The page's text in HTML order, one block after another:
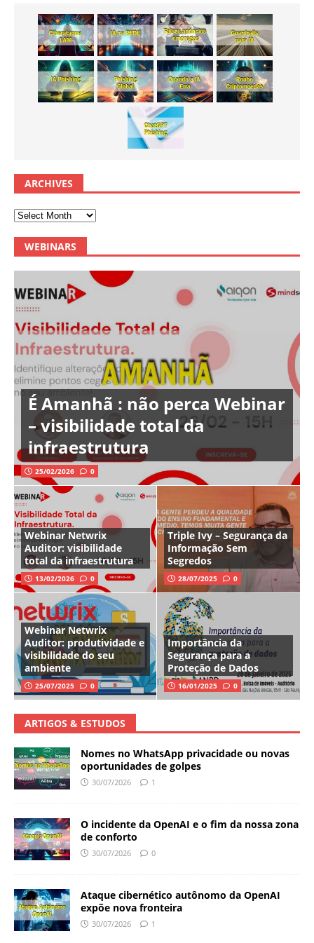
ARCHIVES
WEBINARS
É Amanhã : não perca Webinar
– visibilidade total da
infraestrutura
25/02/2026 0
Webinar Netwrix
Auditor: visibilidade
total da infraestrutura
13/02/2026 0
Triple Ivy – Segurança da
Informação Sem
Segredos
28/07/2025 0
Webinar Netwrix
Auditor: produtividade e
visibilidade do seu
ambiente
25/07/2025 0
Importância da
Segurança para a
Proteção de Dados
16/01/2025 0
ARTIGOS & ESTUDOS
Nomes no WhatsApp privacidade ou novas
oportunidades de golpes
30/07/2026 1
O incidente da OpenAI e o fim da nossa zona
de conforto
30/07/2026 0
Ataque cibernético autônomo da OpenAI
expõe nova fronteira
30/07/2026 1